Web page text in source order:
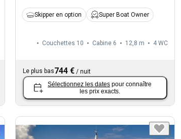
Skipper en option Super Boat Owner
Couchettes 10 Cabine 6 12,8 m 4 WC
Le plus bas744 € /nuit
Sélectionnez les dates pour connaître
les prix exacts.